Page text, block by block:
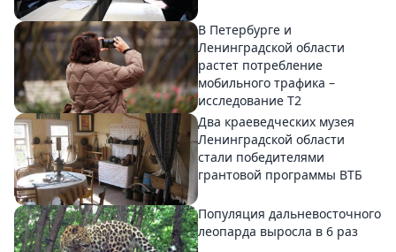
В Петербурге и
Ленинградской области
растет потребление
мобильного трафика –
исследование T2
Два краеведческих музея
Ленинградской области
стали победителями
грантовой программы ВТБ
Популяция дальневосточного
леопарда выросла в 6 раз